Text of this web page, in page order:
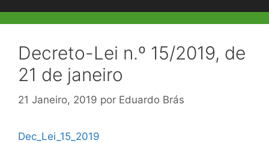
Decreto-Lei n.º 15/2019, de
21 de janeiro
21 Janeiro, 2019 por Eduardo Brás
Dec_Lei_15_2019